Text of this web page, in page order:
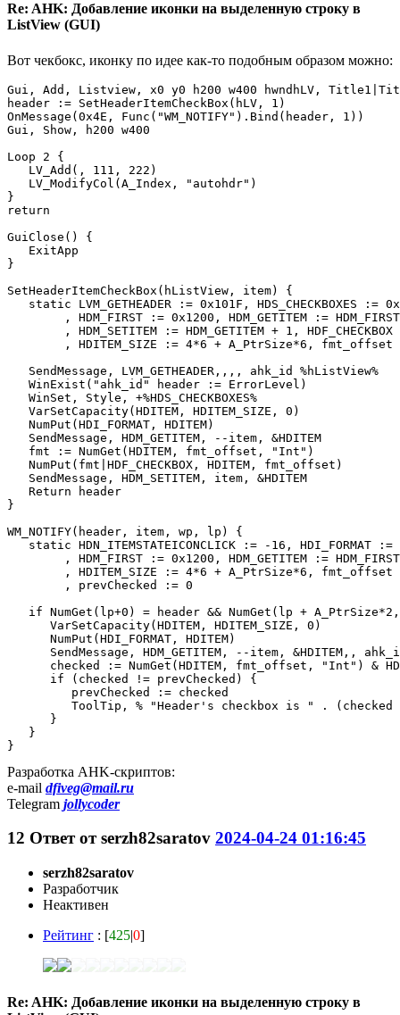
Re: AHK: Добавление иконки на выделенную строку в
ListView (GUI)
Вот чекбокс, иконку по идее как-то подобным образом можно:
Gui, Add, Listview, x0 y0 h200 w400 hwndhLV,
header := SetHeaderItemCheckBox(hLV, 1)
OnMessage(0x4E, Func("WM_NOTIFY").Bind(header, 1))
Gui, Show, h200 w400
Loop 2 {
   LV_Add(, 111, 222)
   LV_ModifyCol(A_Index, "autohdr")
}
return
GuiClose() {
   ExitApp
}
SetHeaderItemCheckBox(hListView, item) {
static LVM_GETHEADER := 0x101F, HDS_CHECKBOXES :=
, HDM_FIRST := 0x1200, HDM_GETITEM :=
, HDM_SETITEM := HDM_GETITEM + 1, HDF_CHECKBOX
, HDITEM_SIZE := 4*6 + A_PtrSize*6, fmt_offset
   SendMessage, LVM_GETHEADER,,,, ahk_id %hListView%
   WinExist("ahk_id" header := ErrorLevel)
   WinSet, Style, +%HDS_CHECKBOXES%
   VarSetCapacity(HDITEM, HDITEM_SIZE, 0)
   NumPut(HDI_FORMAT, HDITEM)
   SendMessage, HDM_GETITEM, --item, &HDITEM
   fmt := NumGet(HDITEM, fmt_offset, "Int")
   NumPut(fmt|HDF_CHECKBOX, HDITEM, fmt_offset)
   SendMessage, HDM_SETITEM, item, &HDITEM
   Return header
}
WM_NOTIFY(header, item, wp, lp) {
static HDN_ITEMSTATEICONCLICK := -16, HDI_FORMAT :=
, HDM_FIRST := 0x1200, HDM_GETITEM :=
, HDITEM_SIZE := 4*6 + A_PtrSize*6, fmt_offset
        , prevChecked := 0
if NumGet(lp+0) = header && NumGet(lp +
      VarSetCapacity(HDITEM, HDITEM_SIZE, 0)
      NumPut(HDI_FORMAT, HDITEM)
SendMessage, HDM_GETITEM, --item, &HDITEM,,
checked := NumGet(HDITEM, fmt_offset, "Int") &
      if (checked != prevChecked) {
         prevChecked := checked
ToolTip, % "Header's checkbox is " . (checked
      }
   }
}
Разработка AHK-скриптов:
e-mail dfiveg@mail.ru
Telegram jollycoder
12 Ответ отserzh82saratov 2024-04-24 01:16:45
serzh82saratov
Разработчик
Неактивен
Рейтинг : [425|0]
Re: AHK: Добавление иконки на выделенную строку в